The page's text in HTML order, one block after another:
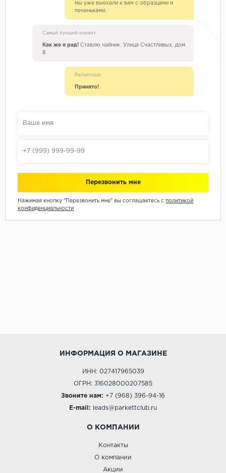
мы уже выехали к вам с образцами и
печеньками.
Самый лучший клиент
Как же я рад! Ставлю чайник. Улица Счастливых, дом
8
Parkettclub
Принято!
Нажимая кнопку "Перезвонить мне" вы соглашаетесь с политикой
конфиденциальности
ИНФОРМАЦИЯ О МАГАЗИНЕ
ИНН: 027417965039
ОГРН: 316028000207585
Звоните нам: +7 (968) 396-94-16
E-mail: leads@parkettclub.ru
О КОМПАНИИ
Контакты
О компании
Акции